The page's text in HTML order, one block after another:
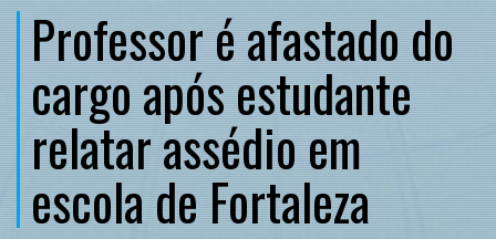
Professor é afastado do
cargo após estudante
relatar assédio em
escola de Fortaleza